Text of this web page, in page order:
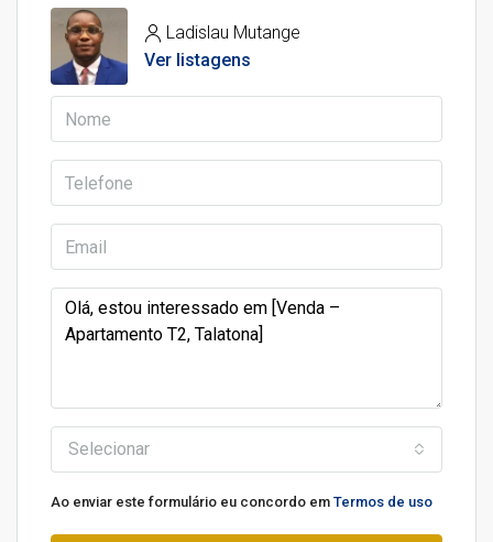
Ladislau Mutange
Ver listagens
Selecionar
Ao enviar este formulário eu concordo em Termos de uso